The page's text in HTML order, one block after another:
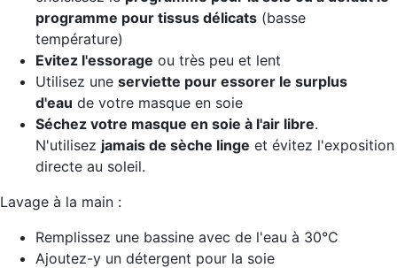
programme pour tissus délicats (basse
température)
Evitez l'essorage ou très peu et lent
Utilisez une serviette pour essorer le surplus
d'eau de votre masque en soie
Séchez votre masque en soie à l'air libre.
N'utilisez jamais de sèche linge et évitez l'exposition
directe au soleil.
Lavage à la main :
Remplissez une bassine avec de l'eau à 30°C
Ajoutez-y un détergent pour la soie